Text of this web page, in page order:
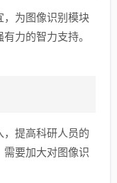
，为图像识别模块
力的智力支持。
提高科研人员的
要加大对图像识